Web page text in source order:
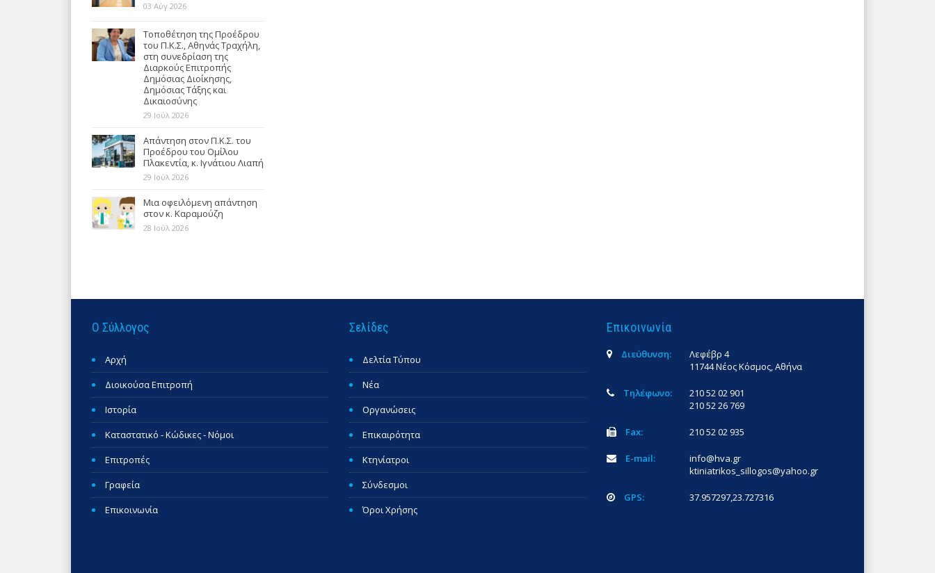
03 Αύγ 2026
Τοποθέτηση της Προέδρου
του Π.Κ.Σ., Αθηνάς Τραχήλη,
στη συνεδρίαση της
Διαρκούς Επιτροπής
Δημόσιας Διοίκησης,
Δημόσιας Τάξης και
Δικαιοσύνης
29 Ιούλ 2026
Απάντηση στον Π.Κ.Σ. του
Προέδρου του Ομίλου
Πλακεντία, κ. Ιγνάτιου Λιαπή
29 Ιούλ 2026
Μια οφειλόμενη απάντηση
στον κ. Καραμούζη
28 Ιούλ 2026
Ο Σύλλογος
Αρχή
Διοικούσα Επιτροπή
Ιστορία
Καταστατικό - Κώδικες - Νόμοι
Επιτροπές
Γραφεία
Επικοινωνία
Σελίδες
Δελτία Τύπου
Νέα
Οργανώσεις
Επικαιρότητα
Κτηνίατροι
Σύνδεσμοι
Όροι Χρήσης
Επικοινωνία
Διεύθυνση:
Λεφέβρ 4
11744 Νέος Κόσμος, Αθήνα
Τηλέφωνο:
210 52 02 901
210 52 26 769
Fax: 210 52 02 935
E-mail:
info@hva.gr
ktiniatrikos_sillogos@yahoo.gr
GPS: 37.957297,23.727316